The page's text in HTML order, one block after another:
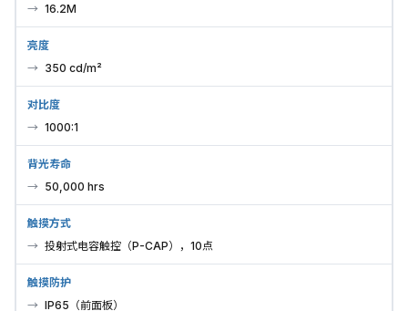
16.2M
亮度
350 cd/m²
对比度
1000:1
背光寿命
50,000 hrs
触摸方式
投射式电容触控（P-CAP），10点
触摸防护
IP65（前面板）